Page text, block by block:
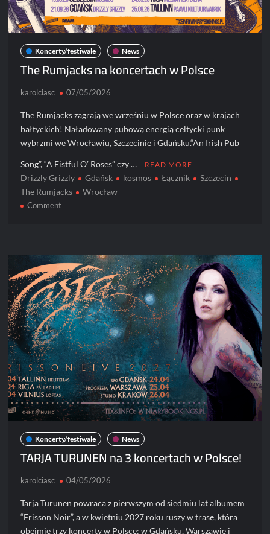
Koncerty/festiwale News
The Rumjacks na koncertach w Polsce
karolciasc 07/05/2026
The Rumjacks zagrają we wrześniu w Polsce oraz w krajach
bałtyckich! Naładowany pubową energią celtycki punk
wybrzmi we Wrocławiu, Szczecinie i Gdańsku.“An Irish Pub
Song”, “A Fistful O’ Roses” czy … READ MORE
Drizzly Grizzly Gdańsk kosmos Łącznik
Szczecin
The Rumjacks
Wrocław
Commenton
koncertach
w
Polsce
Koncerty/festiwale News
TARJA TURUNEN na 3 koncertach w Polsce!
karolciasc 04/05/2026
Tarja Turunen powraca z pierwszym od siedmiu lat albumem
“Frisson Noir”, a w kwietniu 2027 roku ruszy w trasę, która
obejmie trzy koncerty w Polsce: w Gdańsku, Warszawie i